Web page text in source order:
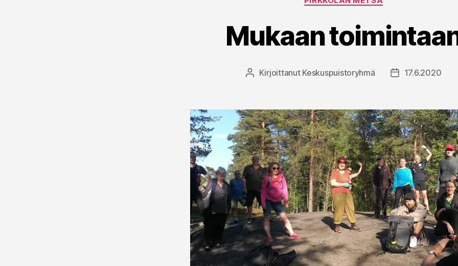
Mukaan
Kirjoittaja
Kirjoittanut Keskuspuistoryhmä 17.6.2020